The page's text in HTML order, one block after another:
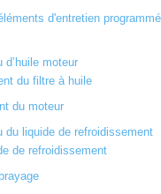
d'entretien
moteur
du filtre à huile
du moteur
du liquide de refroidissement
de refroidissement